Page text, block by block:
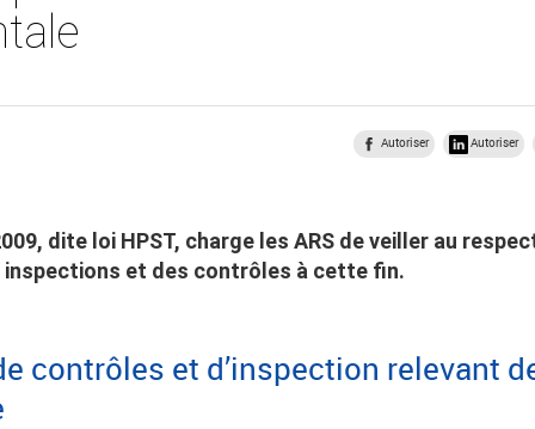
Autoriser Autoriser
dite loi HPST, charge les ARS de veiller au
inspections et des contrôles à cette fin.
contrôles et d’inspection relevant